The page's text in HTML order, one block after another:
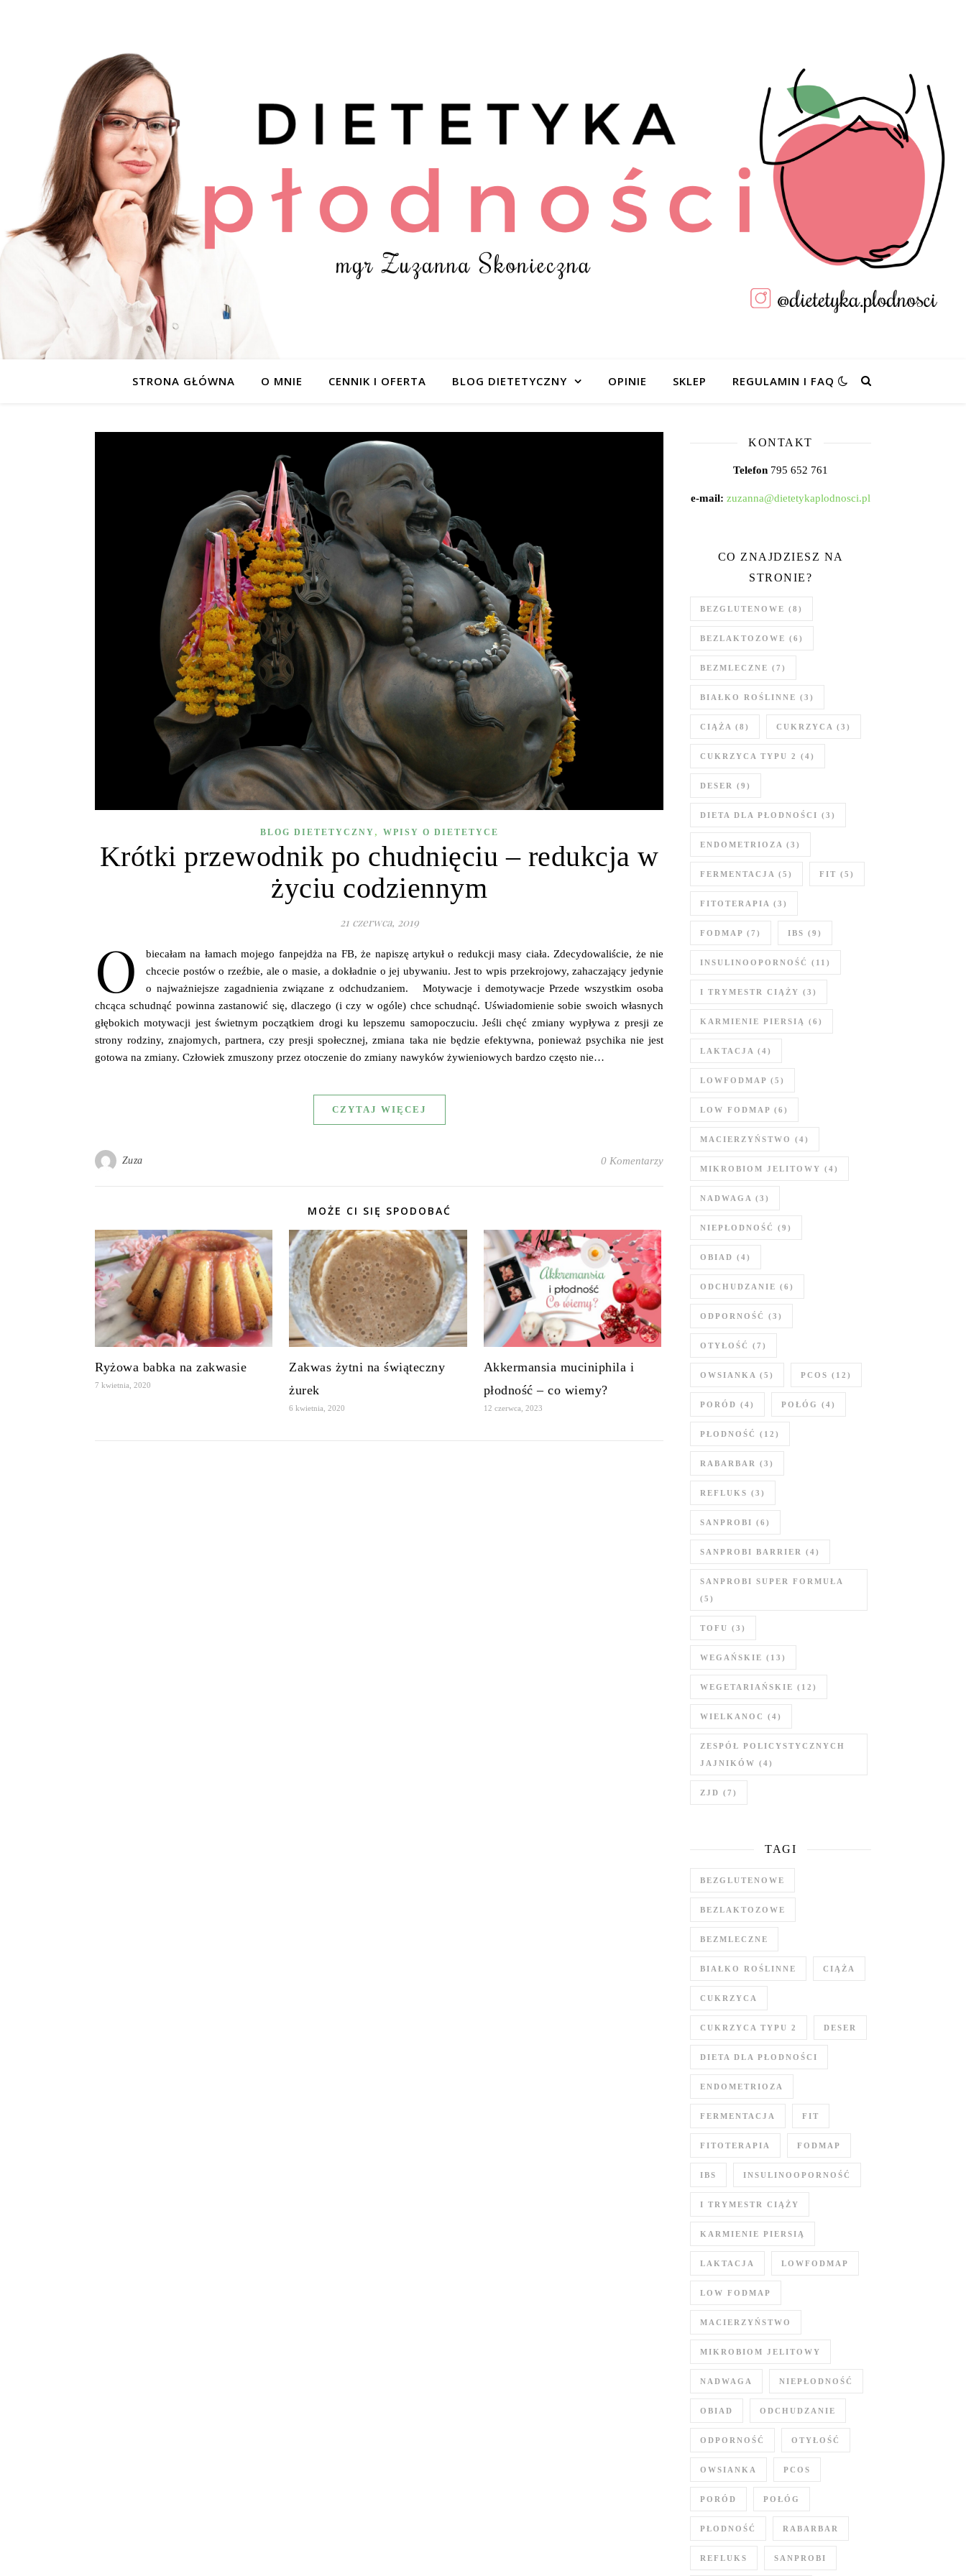
STRONA GŁÓWNA O MNIE CENNIK I OFERTA BLOG DIETETYCZNY OPINIE SKLEP REGULAMIN I FAQ
BLOG DIETETYCZNY , WPISY O DIETETYCE
Krótki przewodnik po chudnięciu – redukcja w
życiu codziennym
21 czerwca, 2019
O
biecałam na łamach mojego fanpejdża na FB, że napiszę artykuł o redukcji masy ciała. Zdecydowaliście, że nie
chcecie postów o rzeźbie, ale o masie, a dokładnie o jej ubywaniu. Jest to wpis przekrojowy, zahaczający jedynie
o najważniejsze zagadnienia związane z odchudzaniem. Motywacje i demotywacje Przede wszystkim osoba
chcąca schudnąć powinna zastanowić się, dlaczego (i czy w ogóle) chce schudnąć. Uświadomienie sobie swoich własnych
głębokich motywacji jest świetnym początkiem drogi ku lepszemu samopoczuciu. Jeśli chęć zmiany wypływa z presji ze
strony rodziny, znajomych, partnera, czy presji społecznej, zmiana taka nie będzie efektywna, ponieważ psychika nie jest
gotowa na zmiany. Człowiek zmuszony przez otoczenie do zmiany nawyków żywieniowych bardzo często nie…
CZYTAJ WIĘCEJ
Zuza 0 Komentarzy
MOŻE CI SIĘ SPODOBAĆ
Ryżowa babka na zakwasie
7 kwietnia, 2020
Zakwas żytni na świąteczny
żurek
6 kwietnia, 2020
Akkermansia muciniphila i
płodność – co wiemy?
12 czerwca, 2023
KONTAKT
Telefon 795 652 761
e-mail: zuzanna@dietetykaplodnosci.pl
CO ZNAJDZIESZ NA
STRONIE?
BEZGLUTENOWE (8)
BEZLAKTOZOWE (6)
BEZMLECZNE (7)
BIAŁKO ROŚLINNE (3)
CIĄŻA (8) CUKRZYCA (3)
CUKRZYCA TYPU 2 (4)
DESER (9)
DIETA DLA PŁODNOŚCI (3)
ENDOMETRIOZA (3)
FERMENTACJA (5) FIT (5)
FITOTERAPIA (3)
FODMAP (7) IBS (9)
INSULINOOPORNOŚĆ (11)
I TRYMESTR CIĄŻY (3)
KARMIENIE PIERSIĄ (6)
LAKTACJA (4)
LOWFODMAP (5)
LOW FODMAP (6)
MACIERZYŃSTWO (4)
MIKROBIOM JELITOWY (4)
NADWAGA (3)
NIEPŁODNOŚĆ (9)
OBIAD (4)
ODCHUDZANIE (6)
ODPORNOŚĆ (3)
OTYŁOŚĆ (7)
OWSIANKA (5) PCOS (12)
PORÓD (4) POŁÓG (4)
PŁODNOŚĆ (12)
RABARBAR (3)
REFLUKS (3)
SANPROBI (6)
SANPROBI BARRIER (4)
SANPROBI SUPER FORMUŁA
(5)
TOFU (3)
WEGAŃSKIE (13)
WEGETARIAŃSKIE (12)
WIELKANOC (4)
ZESPÓŁ POLICYSTYCZNYCH
JAJNIKÓW (4)
ZJD (7)
TAGI
BEZGLUTENOWE
BEZLAKTOZOWE
BEZMLECZNE
BIAŁKO ROŚLINNE CIĄŻA
CUKRZYCA
CUKRZYCA TYPU 2 DESER
DIETA DLA PŁODNOŚCI
ENDOMETRIOZA
FERMENTACJA FIT
FITOTERAPIA FODMAP
IBS INSULINOOPORNOŚĆ
I TRYMESTR CIĄŻY
KARMIENIE PIERSIĄ
LAKTACJA LOWFODMAP
LOW FODMAP
MACIERZYŃSTWO
MIKROBIOM JELITOWY
NADWAGA NIEPŁODNOŚĆ
OBIAD ODCHUDZANIE
ODPORNOŚĆ OTYŁOŚĆ
OWSIANKA PCOS
PORÓD POŁÓG
PŁODNOŚĆ RABARBAR
REFLUKS SANPROBI